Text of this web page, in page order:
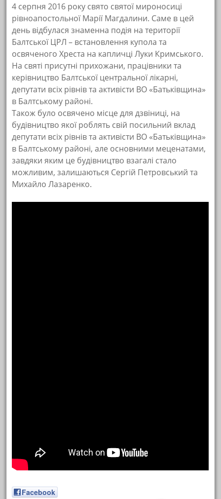
4 серпня 2016 року свято святої мироносиці
рівноапостольної Марії Магдалини. Саме в цей
день відбулася знаменна подія на території
Балтської ЦРЛ – встановлення купола та
освяченого Хреста на капличці Луки Кримського.
На святі присутні прихожани, працівники та
керівництво Балтської центральної лікарні,
депутати всіх рівнів та активісти ВО «Батьківщина»
в Балтському районі.
Також було освячено місце для дзвіниці, на
будівництво якої роблять свій посильний вклад
депутати всіх рівнів та активісти ВО «Батьківщина»
в Балтському районі, але основними меценатами,
завдяки яким це будівництво взагалі стало
можливим, залишаються Сергій Петровський та
Михайло Лазаренко.
Facebook